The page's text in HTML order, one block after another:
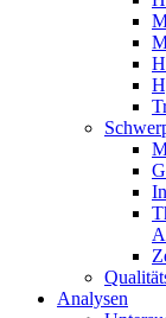
Analysen